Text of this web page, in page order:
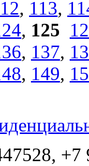
, 113,
, 125
, 137,
, 149,
+7